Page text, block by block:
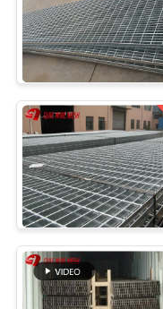
CONTATTICI
RICHIEDA
UNA
CITAZIONE
MAPPA
DEL
SITO
maglia
rete